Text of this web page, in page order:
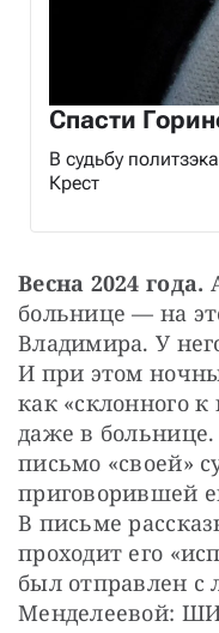
Спасти
В судьбу
Крест
Весна 2024 года.
больнице — на
Владимира. У
И при этом
как «склонного
даже в
письмо «своей»
приговорившей
В письме
проходит его
был отправлен с
Менделеевой: